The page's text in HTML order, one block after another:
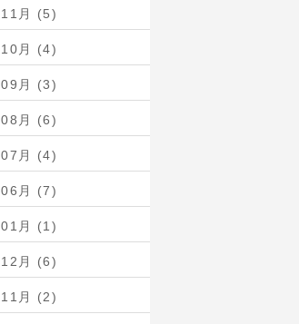
月 (5)
月 (4)
月 (3)
月 (6)
月 (4)
月 (7)
月 (1)
月 (6)
月 (2)